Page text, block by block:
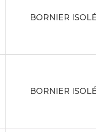
BORNIER
BORNIER